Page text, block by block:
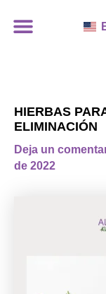
HIERBAS
ELIMINACIÓN
Deja un
de 2022